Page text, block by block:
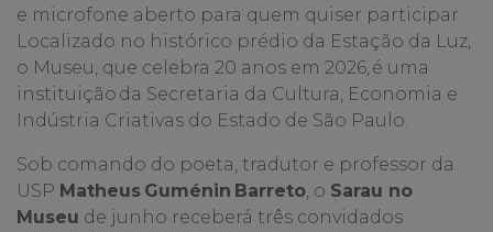
e microfone aberto para quem quiser participar.
Localizado no histórico prédio da Estação da Luz,
o Museu, que celebra 20 anos em 2026, é uma
instituição da Secretaria da Cultura, Economia e
Indústria Criativas do Estado de São Paulo.
Sob comando do poeta, tradutor e professor da
USP Matheus Guménin Barreto, o Sarau no
Museu de junho receberá três convidados